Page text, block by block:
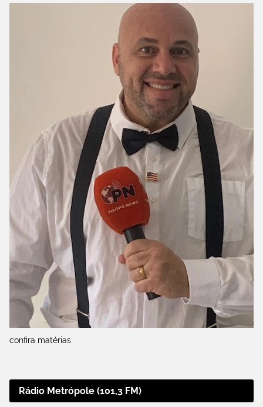
confira matérias
Rádio Metrópole (101,3 FM)